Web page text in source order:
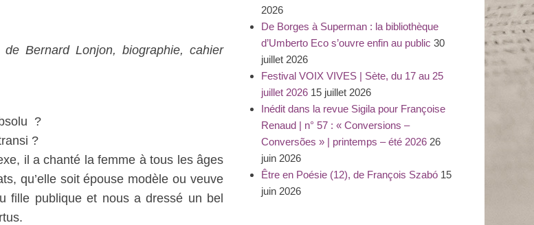
de Bernard Lonjon, biographie, cahier
?
?
il a chanté la femme à tous les âges
qu’elle soit épouse modèle ou veuve
fille publique et nous a dressé un bel
2026
De Borges à Superman : la bibliothèque
d’Umberto Eco s’ouvre enfin au public 30
juillet 2026
Festival VOIX VIVES | Sète, du 17 au 25
juillet 2026 15 juillet 2026
Inédit dans la revue Sigila pour Françoise
Renaud | n° 57 : « Conversions –
Conversões » | printemps – été 2026 26
juin 2026
Être en Poésie (12), de François Szabó 15
juin 2026